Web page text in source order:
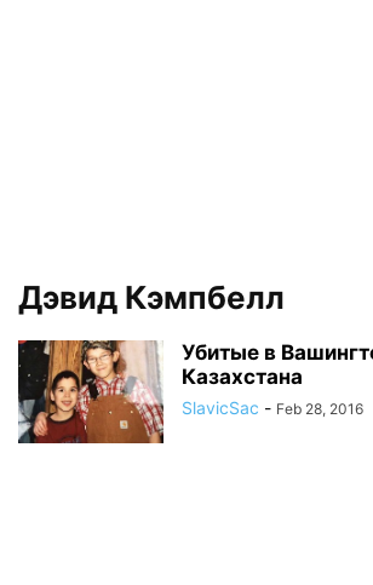
Дэвид Кэмпбелл
Убитые в
Казахстана
SlavicSac - Feb 28, 2016